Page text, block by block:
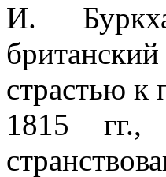
И.
страстью
1815 гг.,